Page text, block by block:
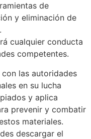
de
y eliminación de
cualquier conducta
competentes.
con las autoridades
en su lucha
y aplica
prevenir y combatir
materiales.
descargar el